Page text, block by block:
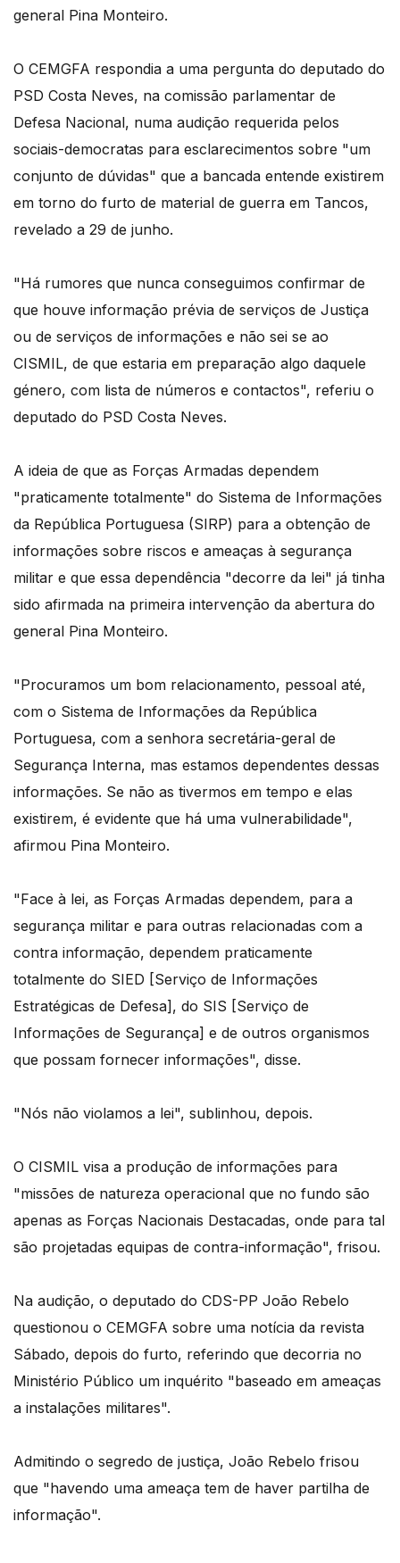
general Pina Monteiro.
O CEMGFA respondia a uma pergunta do deputado do
PSD Costa Neves, na comissão parlamentar de
Defesa Nacional, numa audição requerida pelos
sociais-democratas para esclarecimentos sobre "um
conjunto de dúvidas" que a bancada entende existirem
em torno do furto de material de guerra em Tancos,
revelado a 29 de junho.
"Há rumores que nunca conseguimos confirmar de
que houve informação prévia de serviços de Justiça
ou de serviços de informações e não sei se ao
CISMIL, de que estaria em preparação algo daquele
género, com lista de números e contactos", referiu o
deputado do PSD Costa Neves.
A ideia de que as Forças Armadas dependem
"praticamente totalmente" do Sistema de Informações
da República Portuguesa (SIRP) para a obtenção de
informações sobre riscos e ameaças à segurança
militar e que essa dependência "decorre da lei" já tinha
sido afirmada na primeira intervenção da abertura do
general Pina Monteiro.
"Procuramos um bom relacionamento, pessoal até,
com o Sistema de Informações da República
Portuguesa, com a senhora secretária-geral de
Segurança Interna, mas estamos dependentes dessas
informações. Se não as tivermos em tempo e elas
existirem, é evidente que há uma vulnerabilidade",
afirmou Pina Monteiro.
"Face à lei, as Forças Armadas dependem, para a
segurança militar e para outras relacionadas com a
contra informação, dependem praticamente
totalmente do SIED [Serviço de Informações
Estratégicas de Defesa], do SIS [Serviço de
Informações de Segurança] e de outros organismos
que possam fornecer informações", disse.
"Nós não violamos a lei", sublinhou, depois.
O CISMIL visa a produção de informações para
"missões de natureza operacional que no fundo são
apenas as Forças Nacionais Destacadas, onde para tal
são projetadas equipas de contra-informação", frisou.
Na audição, o deputado do CDS-PP João Rebelo
questionou o CEMGFA sobre uma notícia da revista
Sábado, depois do furto, referindo que decorria no
Ministério Público um inquérito "baseado em ameaças
a instalações militares".
Admitindo o segredo de justiça, João Rebelo frisou
que "havendo uma ameaça tem de haver partilha de
informação".